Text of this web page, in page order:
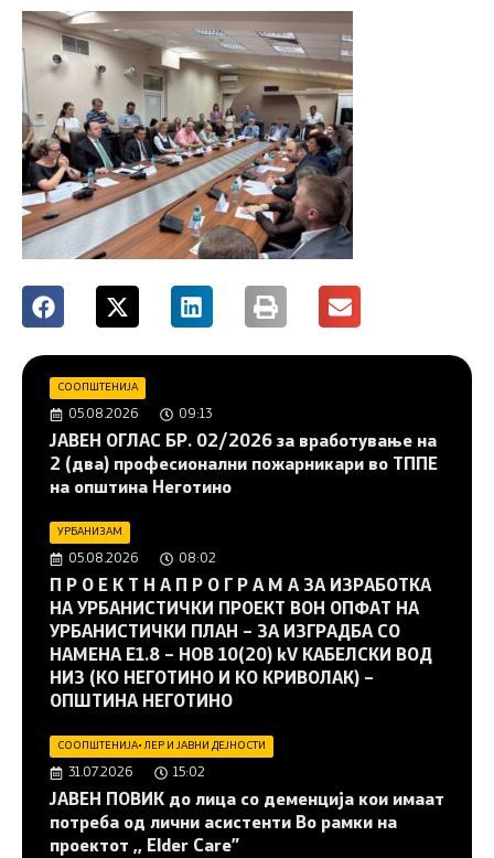
СООПШТЕНИЈА
05.08.2026 09:13
JAВЕН ОГЛАС БР. 02/2026 за вработување на
2 (два) професионални пожарникари во ТППЕ
на општина Неготино
УРБАНИЗАМ
05.08.2026 08:02
П Р О Е К Т Н А П Р О Г Р А М А ЗА ИЗРАБОТКА
НА УРБАНИСТИЧКИ ПРОЕКТ ВОН ОПФАТ НА
УРБАНИСТИЧКИ ПЛАН – ЗА ИЗГРАДБА СО
НАМЕНА Е1.8 – НОВ 10(20) kV КАБЕЛСКИ ВОД
НИЗ (КО НЕГОТИНО И КО КРИВОЛАК) –
ОПШТИНА НЕГОТИНО
СООПШТЕНИЈА•ЛЕР И ЈАВНИ ДЕЈНОСТИ
31.07.2026 15:02
JАВЕН ПОВИК до лица со деменција кои имаат
потреба од лични асистенти Во рамки на
проектот ,, Elder Care”